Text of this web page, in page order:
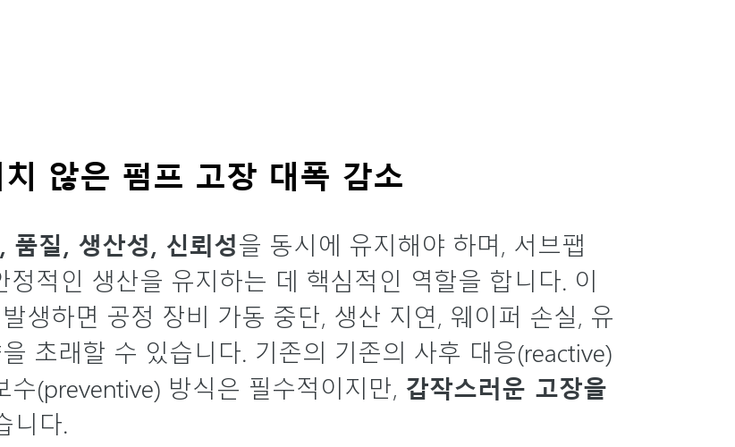
않은 펌프 고장 대폭 감소
품질, 생산성, 신뢰성을 동시에 유지해야 하며, 서브팹
적인 생산을 유지하는 데 핵심적인 역할을 합니다. 이
생하면 공정 장비 가동 중단, 생산 지연, 웨이퍼 손실, 유
초래할 수 있습니다. 기존의 기존의 사후 대응(reactive)
(preventive) 방식은 필수적이지만, 갑작스러운 고장을
니다.